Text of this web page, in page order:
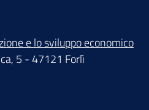
e lo sviluppo economico
5 - 47121 Forlì